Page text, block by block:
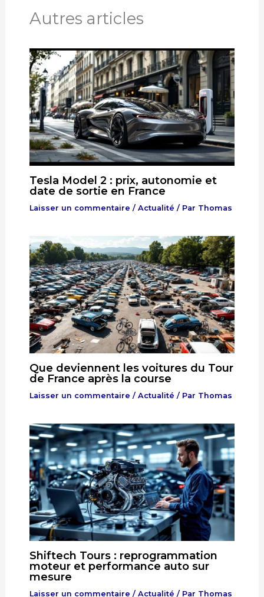
Autres articles
Tesla Model 2 : prix, autonomie et
date de sortie en France
Laisser un commentaire / Actualité / Par Thomas
Que deviennent les voitures du Tour
de France après la course
Laisser un commentaire / Actualité / Par Thomas
Shiftech Tours : reprogrammation
moteur et performance auto sur
mesure
Laisser un commentaire / Actualité / Par Thomas